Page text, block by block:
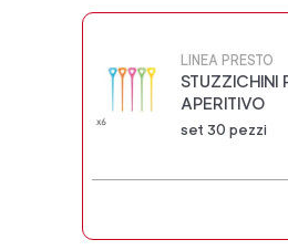
LINEA PRESTO
STUZZICHINI
APERITIVO
set 30 pezzi